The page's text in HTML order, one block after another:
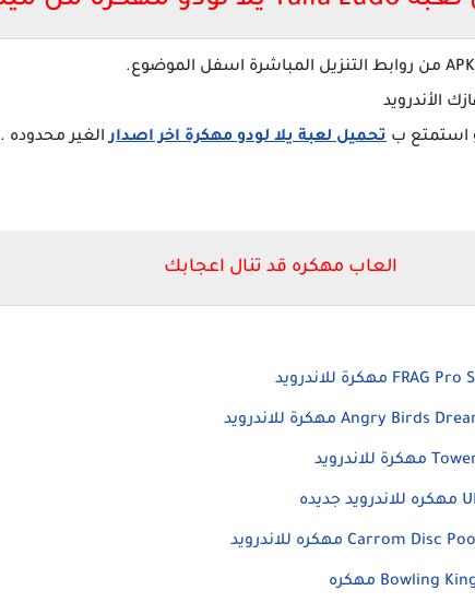
الأندرويد
استمتع ب تحميل لعبة يلا لودو مهكرة اخر اصدار الغير محدوده .
العاب مهكره قد تنال اعجابك